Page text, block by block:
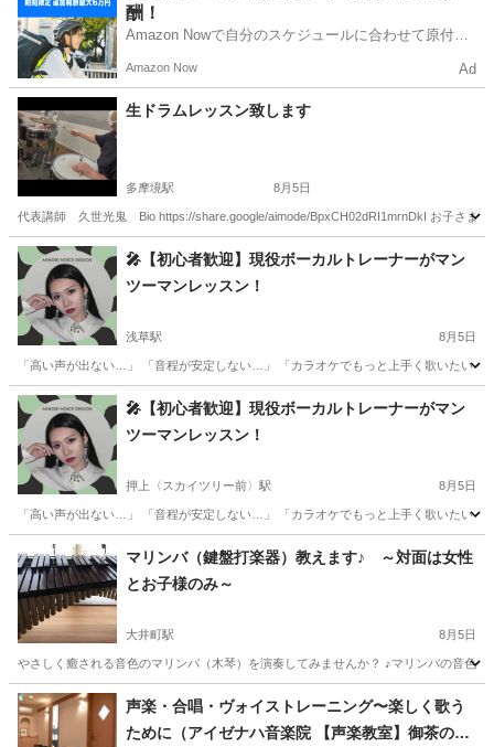
酬！
Amazon Nowで自分のスケジュールに合わせて原付や
う！
Amazon Now Ad
生ドラムレッスン致します
多摩境駅 8月5日
代表講師 久世光鬼 Bio https://share.google/aimode/BpxCH02dRI1mrnDkI お子さま
東京 八王子市 多摩境駅 ドラム 夏休み
🎤【初心者歓迎】現役ボーカルトレーナーがマン
ツーマンレッスン！
浅草駅 8月5日
「高い声が出ない…」 「音程が安定しない…」 「カラオケでもっと上手く歌いたい
東京 台東区 浅草駅 ボーカル レッスン
🎤【初心者歓迎】現役ボーカルトレーナーがマン
ツーマンレッスン！
押上〈スカイツリー前〉駅 8月5日
「高い声が出ない…」 「音程が安定しない…」 「カラオケでもっと上手く歌いたい
墨田区 押上〈スカイツリー前〉駅 ボーカル レッスン
マリンバ（鍵盤打楽器）教えます♪ ～対面は女性
とお子様のみ～
大井町駅 8月5日
やさしく癒される音色のマリンバ（木琴）を演奏してみませんか？ ♪マリンバの音色
東京 品川区 大井町駅 その他 マリンバ
声楽・合唱・ヴォイストレーニング〜楽しく歌う
ために（アイゼナハ音楽院 【声楽教室】御茶の